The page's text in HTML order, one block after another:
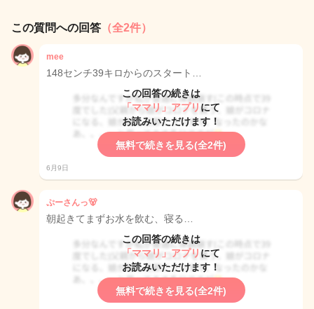
この質問への回答 （全2件）
mee
148センチ39キロからのスタート…
この回答の続きは
「ママリ」アプリ にて
お読みいただけます！
無料で続きを見る(全2件)
6月9日
ぷーさんっ🐻
朝起きてまずお水を飲む、寝る…
この回答の続きは
「ママリ」アプリ にて
お読みいただけます！
無料で続きを見る(全2件)